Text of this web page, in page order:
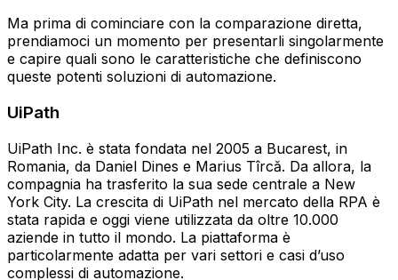
Ma prima di cominciare con la comparazione diretta,
prendiamoci un momento per presentarli singolarmente
e capire quali sono le caratteristiche che definiscono
queste potenti soluzioni di automazione.
UiPath
UiPath Inc. è stata fondata nel 2005 a Bucarest, in
Romania, da Daniel Dines e Marius Tîrcă. Da allora, la
compagnia ha trasferito la sua sede centrale a New
York City. La crescita di UiPath nel mercato della RPA è
stata rapida e oggi viene utilizzata da oltre 10.000
aziende in tutto il mondo. La piattaforma è
particolarmente adatta per vari settori e casi d’uso
complessi di automazione.